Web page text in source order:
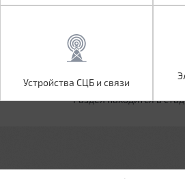
Устройства СЦБ и связи
Раздел находится в